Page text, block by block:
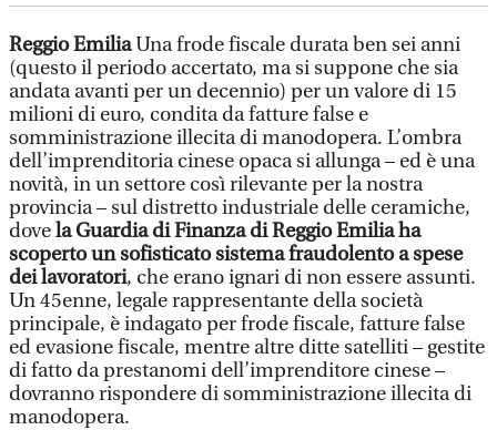
Reggio EmiliaUna frode fiscale durata ben sei anni
(questo il periodo accertato, ma si suppone che sia
andata avanti per un decennio) per un valore di 15
milioni di euro, condita da fatture false e
somministrazione illecita di manodopera. L’ombra
dell’imprenditoria cinese opaca si allunga – ed è una
novità, in un settore così rilevante per la nostra
provincia – sul distretto industriale delle ceramiche,
dovela Guardia di Finanza di Reggio Emilia ha
scoperto un sofisticato sistema fraudolento a spese
dei lavoratori, che erano ignari di non essere assunti.
Un 45enne, legale rappresentante della società
principale, è indagato per frode fiscale, fatture false
ed evasione fiscale, mentre altre ditte satelliti – gestite
di fatto da prestanomi dell’imprenditore cinese –
dovranno rispondere di somministrazione illecita di
manodopera.